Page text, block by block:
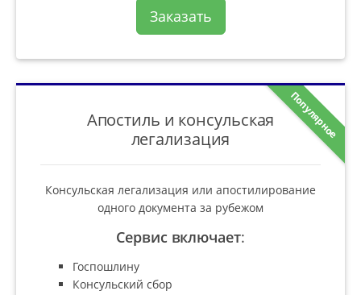
Заказать
Популярное
Апостиль и консульская
легализация
Консульская легализация или апостилирование
одного документа за рубежом
Сервис включает:
Госпошлину
Консульский сбор